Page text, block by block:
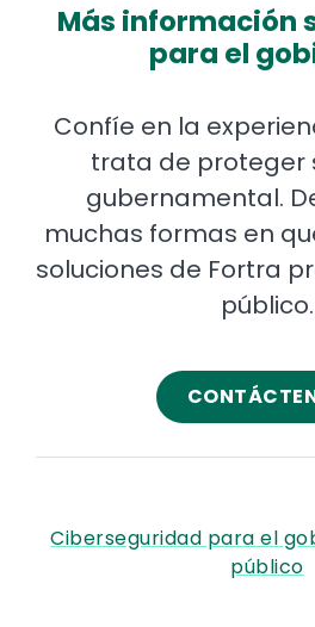
Más información
para el
Confíe en la
trata de proteger
gubernamental.
muchas formas en
soluciones de Fortra
público.
Ciberseguridad para el
público